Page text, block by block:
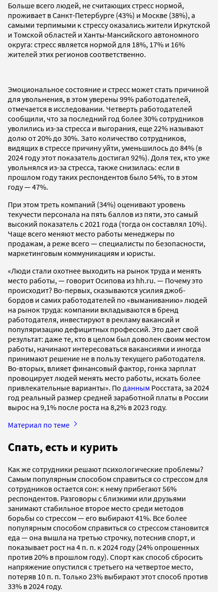
Больше всего людей, не считающих стресс нормой,
проживает в Санкт-Петербурге (43%) и Москве (38%), а
самыми терпимыми к стрессу оказались жители Иркутской
и Томской областей и Ханты-Мансийского автономного
округа: стресс является нормой для 18%, 17% и 16%
жителей этих регионов соответственно.
Эмоциональное состояние и стресс может стать причиной
для увольнения, в этом уверены 99% работодателей,
отмечается в исследовании. Четверть работодателей
сообщили, что за последний год более 30% сотрудников
уволились из-за стресса и выгорания, еще 22% называют
долю от 20% до 30%. Зато количество сотрудников,
видящих в стрессе причину уйти, уменьшилось до 84% (в
2024 году этот показатель достигал 92%). Доля тех, кто уже
увольнялся из-за стресса, также снизилась: если в
прошлом году таких респондентов было 54%, то в этом
году — 47%.
При этом треть компаний (34%) оценивают уровень
текучести персонала на пять баллов из пяти, это самый
высокий показатель с 2021 года (тогда он составлял 10%).
Чаще всего меняют место работы менеджеры по
продажам, а реже всего — специалисты по безопасности,
маркетинговым коммуникациям и юристы.
«Люди стали охотнее выходить на рынок труда и менять
место работы, — говорит Осипова из hh.ru. — Почему это
происходит? Во-первых, сказываются усилия джоб-
бордов и самих работодателей по «выманиванию» людей
на рынок труда: компании вкладываются в бренд
работодателя, инвестируют в рекламу вакансий и
популяризацию дефицитных профессий. Это дает свой
результат: даже те, кто в целом был доволен своим местом
работы, начинают интересоваться вакансиями и иногда
принимают решение не в пользу текущего работодателя.
Во-вторых, влияет финансовый фактор, гонка зарплат
провоцирует людей менять место работы, искать более
привлекательные варианты». По данным Росстата, за 2024
год реальный размер средней заработной платы в России
вырос на 9,1% после роста на 8,2% в 2023 году.
Материал по теме
Спать, есть и курить
Как же сотрудники решают психологические проблемы?
Самым популярным способом справиться со стрессом для
сотрудников остается сон: к нему прибегают 56%
респондентов. Разговоры с близкими или друзьями
занимают стабильное второе место среди методов
борьбы со стрессом — его выбирают 41%. Все более
популярным способом справиться со стрессом становится
еда — она вышла на третью строчку, потеснив спорт, и
показывает рост на 4 п. п. к 2024 году (24% опрошенных
против 20% в прошлом году). Спорт как способ сбросить
напряжение опустился с третьего на четвертое место,
потеряв 10 п. п. Только 23% выбирают этот способ против
33% в 2024 году.